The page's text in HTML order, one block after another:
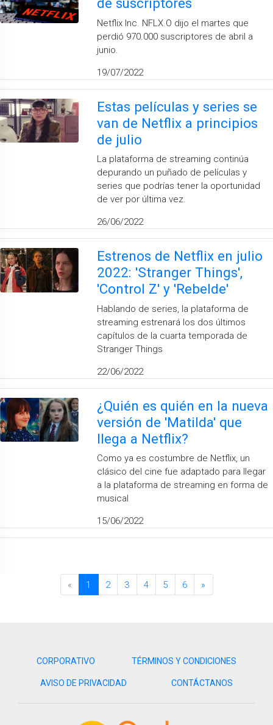
Netflix Inc. NFLX.O dijo el martes que
perdió 970.000 suscriptores de abril a
junio.
19/07/2022
Estas películas y series se
van de Netflix a principios
de julio
La plataforma de streaming continúa
depurando un puñado de películas y
series que podrías tener la oportunidad
de ver por última vez.
26/06/2022
Estrenos de Netflix en julio
2022: 'Stranger Things',
'Control Z' y 'Rebelde'
Hablando de series, la plataforma de
streaming estrenará los dos últimos
capítulos de la cuarta temporada de
Stranger Things
22/06/2022
¿Quién es quién en la nueva
versión de 'Matilda' que
llega a Netflix?
Como ya es costumbre de Netflix, un
clásico del cine fue adaptado para llegar
a la plataforma de streaming en forma de
musical
15/06/2022
« 1 2 3 4 5 6 »
CORPORATIVO TÉRMINOS Y CONDICIONES
AVISO DE PRIVACIDAD CONTÁCTANOS